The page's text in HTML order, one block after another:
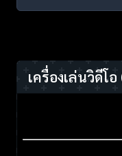
เครื่องเล่นวิดีโอ